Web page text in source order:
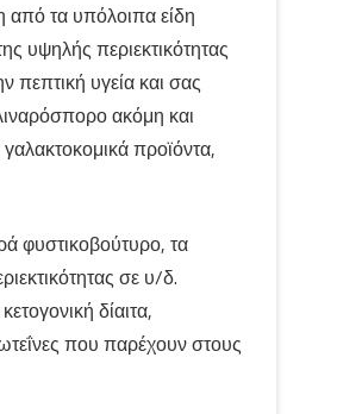
από τα υπόλοιπα είδη
υψηλής περιεκτικότητας
πεπτική υγεία και σας
ακόμη και
προϊόντα,
φυστικοβούτυρο, τα
σε υ/δ.
δίαιτα,
που παρέχουν στους